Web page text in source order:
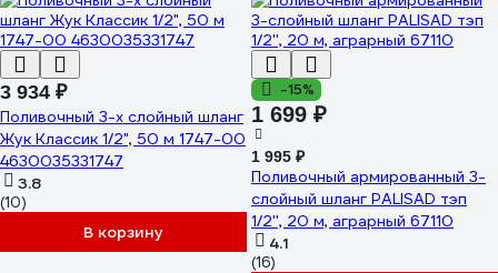
3 934 ₽
Поливочный 3-х слойный шланг
Жук Классик 1/2", 50 м 1747-00
4630035331747
3.8
(10)
В корзину
-15%
1 699 ₽
1 995 ₽
Поливочный армированный 3-
слойный шланг PALISAD тэп
1/2'', 20 м, аграрный 67110
4.1
(16)